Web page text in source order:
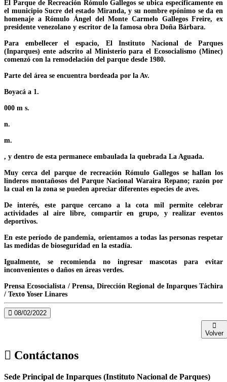
El Parque de Recreación Rómulo Gallegos se ubica específicamente en
el municipio Sucre del estado Miranda, y su nombre epónimo se da en
homenaje a Rómulo Ángel del Monte Carmelo Gallegos Freire, ex
presidente venezolano y escritor de la famosa obra Doña Bárbara.
Para embellecer el espacio, El Instituto Nacional de Parques
(Inparques) ente adscrito al Ministerio para el Ecosocialismo (Minec)
comenzó con la remodelación del parque desde 1980.
Parte del área se encuentra bordeada por la Av.
Boyacá a 1.
000 m s.
n.
m.
, y dentro de esta permanece embaulada la quebrada La Aguada.
Muy cerca del parque de recreación Rómulo Gallegos se hallan los
linderos montañosos del Parque Nacional Waraira Repano; razón por
la cual en la zona se pueden apreciar diferentes especies de aves.
De interés, este parque cercano a la cota mil permite celebrar
actividades al aire libre, compartir en grupo, y realizar eventos
deportivos.
En este período de pandemia, orientamos a todas las personas respetar
las medidas de bioseguridad en la estadía.
Igualmente, se recomienda no ingresar mascotas para evitar
inconvenientes o daños en áreas verdes.
Prensa Ecosocialista / Prensa, Dirección Regional de Inparques Táchira
/ Texto Yoser Linares
08/02/2022
Volver
Contáctanos
Sede Principal de Inparques (Instituto Nacional de Parques)